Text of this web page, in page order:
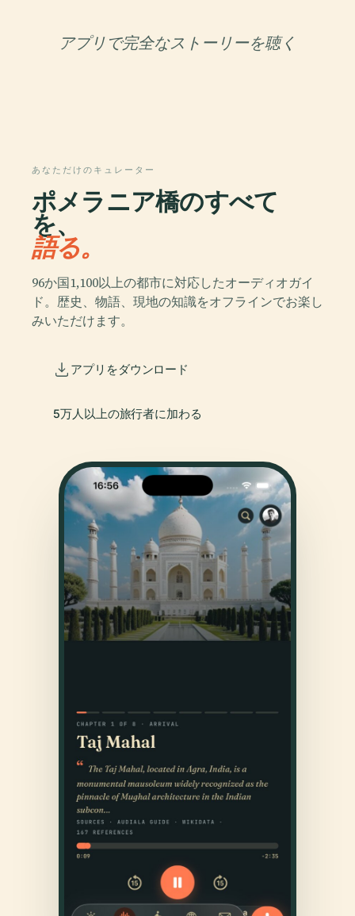
アプリで完全なストーリーを聴く
あなただけのキュレーター
ポメラニア橋のすべて
を、
語る。
96か国1,100以上の都市に対応したオーディオガイ
ド。歴史、物語、現地の知識をオフラインでお楽し
みいただけます。
アプリをダウンロード
5万人以上の旅行者に加わる